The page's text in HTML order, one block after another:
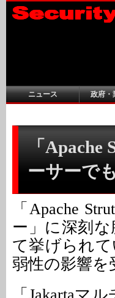
ニュース 政府・
「
ーサーで
「Apache
ー」に深刻
て挙げられ
弱性の影響